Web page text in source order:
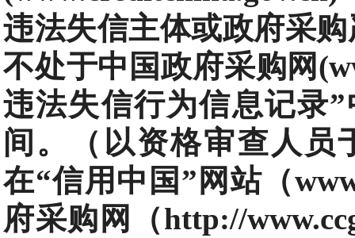
违法失信主体或政府采
不处于中国政府采购网
违法失信行为信息记录
间。（以资格审查人员
在“信用中国”网站（
府采购网（http://